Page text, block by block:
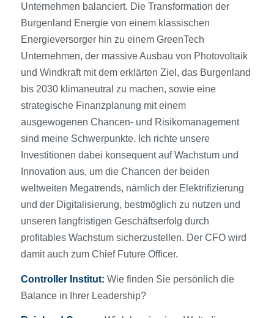
Unternehmen balanciert. Die Transformation der
Burgenland Energie von einem klassischen
Energieversorger hin zu einem GreenTech
Unternehmen, der massive Ausbau von Photovoltaik
und Windkraft mit dem erklärten Ziel, das Burgenland
bis 2030 klimaneutral zu machen, sowie eine
strategische Finanzplanung mit einem
ausgewogenen Chancen- und Risikomanagement
sind meine Schwerpunkte. Ich richte unsere
Investitionen dabei konsequent auf Wachstum und
Innovation aus, um die Chancen der beiden
weltweiten Megatrends, nämlich der Elektrifizierung
und der Digitalisierung, bestmöglich zu nutzen und
unseren langfristigen Geschäftserfolg durch
profitables Wachstum sicherzustellen. Der CFO wird
damit auch zum Chief Future Officer.
Controller Institut: Wie finden Sie persönlich die
Balance in Ihrer Leadership?